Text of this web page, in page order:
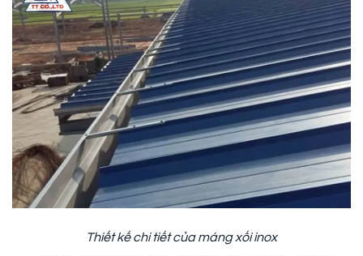
Thiết kế chi tiết của máng xối inox